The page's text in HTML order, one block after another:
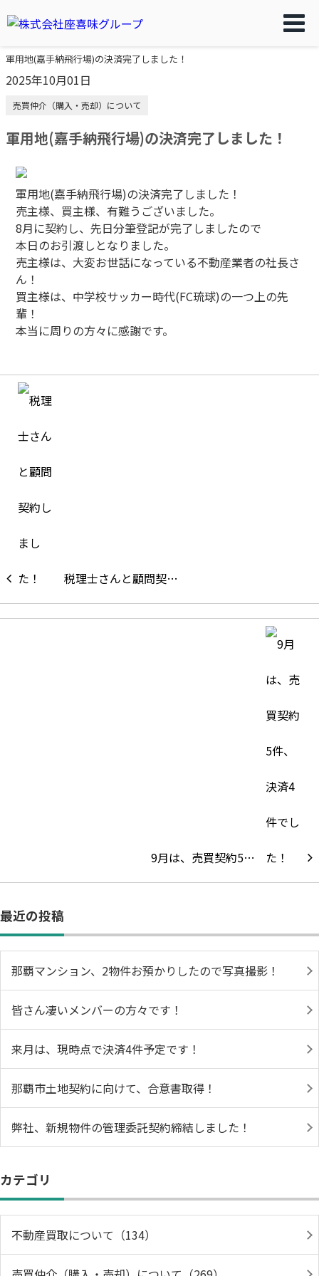
軍用地(嘉手納飛行場)の決済完了しました！
2025年10月01日
売買仲介（購入・売却）について
軍用地(嘉手納飛行場)の決済完了しました！
軍用地(嘉手納飛行場)の決済完了しました！
売主様、買主様、有難うございました。
8月に契約し、先日分筆登記が完了しましたので
本日のお引渡しとなりました。
売主様は、大変お世話になっている不動産業者の社長さ
ん！
買主様は、中学校サッカー時代(FC琉球)の一つ上の先
輩！
本当に周りの方々に感謝です。
税理士さんと顧問契…
9月は、売買契約5…
最近の投稿
那覇マンション、2物件お預かりしたので写真撮影！
皆さん凄いメンバーの方々です！
来月は、現時点で決済4件予定です！
那覇市土地契約に向けて、合意書取得！
弊社、新規物件の管理委託契約締結しました！
カテゴリ
不動産買取について（134）